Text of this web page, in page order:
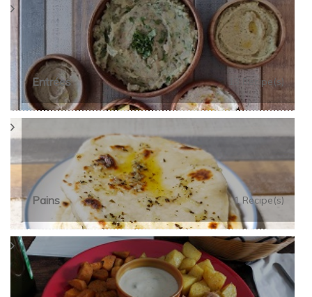
Entrées 13 Recipe(s)
Pains 1 Recipe(s)